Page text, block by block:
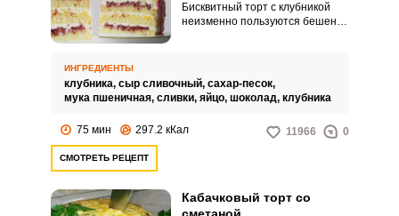
Бисквитный торт с клубникой
неизменно пользуются бешеной
вкусными и красивыми.
ИНГРЕДИЕНТЫ
клубника, сыр сливочный, сахар-песок,
мука пшеничная, сливки, яйцо, шоколад, клубника
75 мин 297.2 кКал 11966 0
СМОТРЕТЬ РЕЦЕПТ
Кабачковый торт со
ВХОД НА САЙТ РЕГИСТРАЦИЯ
с помощью социальных сетей: